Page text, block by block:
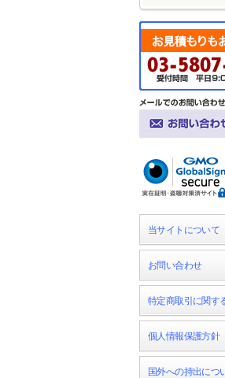
当サイトについて
お問い合わせ
特定商取引に関す
個人情報保護方針
国外への持出につ